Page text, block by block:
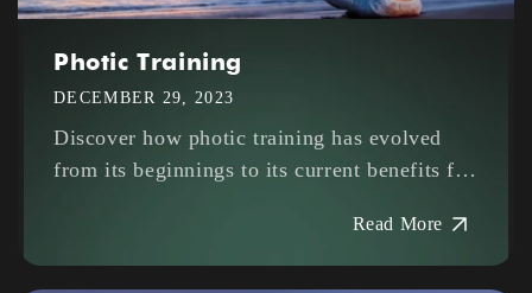
Photic Training
DECEMBER 29, 2023
Discover how photic training has evolved
from its beginnings to its current benefits for
Read More